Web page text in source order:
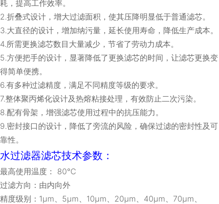
耗，提高工作效率。
2.折叠式设计，增大过滤面积，使其压降明显低于普通滤芯。
3.大直径的设计，增加纳污量，延长使用寿命，降低生产成本。
4.所需更换滤芯数目大量减少，节省了劳动力成本。
5.方便把手的设计，显著降低了更换滤芯的时间，让滤芯更换变
得简单便携。
6.有多种过滤精度，满足不同精度等级的要求。
7.整体聚丙烯化设计及热熔粘接处理，有效防止二次污染。
8.配有骨架，增强滤芯使用过程中的抗压能力。
9.密封接口的设计，降低了旁流的风险，确保过滤的密封性及可
靠性。
水过滤器滤芯技术参数：
最高使用温度：
80℃
过滤方向：由内向外
精度级别： 1μm 5μm 10μm 20μm 40μm 70μm